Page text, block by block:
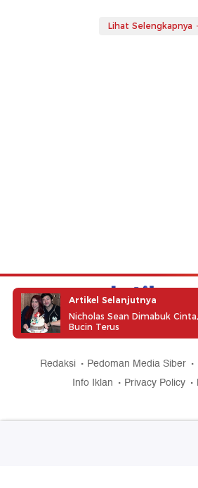
Lihat Selengkapnya
part of
Redaksi Pedoman Media Siber
Info Iklan
Privacy Policy
Artikel Selanjutnya
Nicholas Sean Dimabuk
Bucin Terus